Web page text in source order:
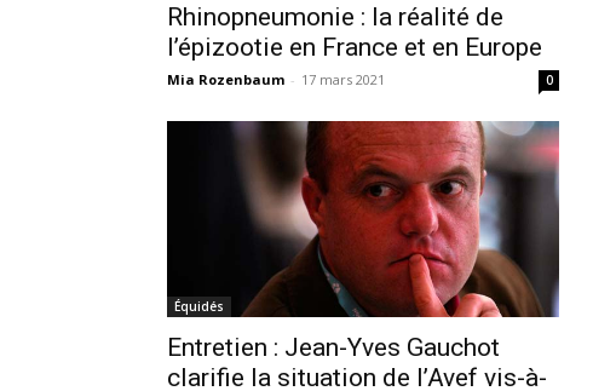
Rhinopneumonie : la réalité de
l’épizootie en France et en Europe
Mia Rozenbaum - 17 mars 2021 0
Équidés
Entretien : Jean-Yves Gauchot
clarifie la situation de l’Avef vis-à-